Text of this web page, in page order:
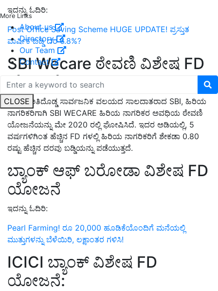
More Links
About us
Directory
Our Team
Contact
CLOSE
ಇದನ್ನು ಓದಿರಿ:
Post Office Saving Scheme HUGE UPDATE! ಪ್ರಸ್ತುತ
ವಾರ್ಷಿಕ ಬಡ್ಡಿ ದರ 6.8%?
SBI Wecare ಠೇವಣಿ ವಿಶೇಷ FD
ಯೋಜನೆ
ದೇಶದ ಅತಿದೊಡ್ಡ ಸಾರ್ವಜನಿಕ ವಲಯದ ಸಾಲದಾತರಾದ SBI, ಹಿರಿಯ
ನಾಗರಿಕರಿಗಾಗಿ SBI WECARE ಹಿರಿಯ ನಾಗರಿಕರ ಅವಧಿಯ ಠೇವಣಿ
ಯೋಜನೆಯನ್ನು ಮೇ 2020 ರಲ್ಲಿ ಘೋಷಿಸಿದೆ. ಇದರ ಅಡಿಯಲ್ಲಿ, 5
ವರ್ಷಗಳಿಗಿಂತ ಹೆಚ್ಚಿನ FD ಗಳಲ್ಲಿ ಹಿರಿಯ ನಾಗರಿಕರಿಗೆ ಶೇಕಡಾ 0.80
ರಷ್ಟು ಹೆಚ್ಚಿನ ದರವು ಬಡ್ಡಿಯನ್ನು ಪಡೆಯುತ್ತದೆ.
ಬ್ಯಾಂಕ್ ಆಫ್ ಬರೋಡಾ ವಿಶೇಷ FD
ಯೋಜನೆ
ಇದನ್ನು ಓದಿರಿ:
Pearl Farming! ರೂ 20,000 ಹೂಡಿಕೆಯೊಂದಿಗೆ ಮನೆಯಲ್ಲಿ
ಮುತ್ತುಗಳನ್ನು ಬೆಳೆಯಿರಿ, ಲಕ್ಷಾಂತರ ಗಳಿಸಿ!
ICICI ಬ್ಯಾಂಕ್ ವಿಶೇಷ FD
ಯೋಜನೆ: